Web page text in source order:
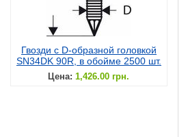
Гвозди с D-образной головкой
SN34DK 90R, в обойме 2500 шт.
Цена: 1,426.00 грн.